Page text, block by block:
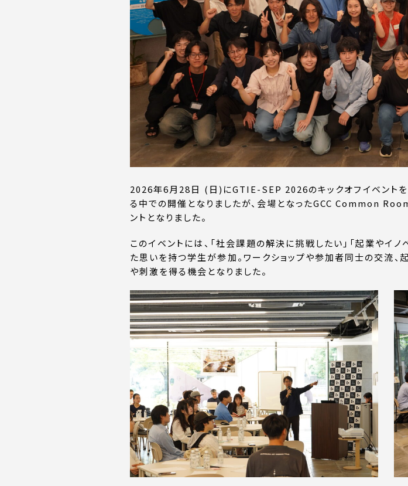
2026年6月28日 (日)にGTIE-SEP 2026のキックオフイベント
る中での開催となりましたが、会場となったGCC Common
ントとなりました。
このイベントには、「社会課題の解決に挑戦したい」「起業やイ
た思いを持つ学生が参加。ワークショップや参加者同士の交流
や刺激を得る機会となりました。